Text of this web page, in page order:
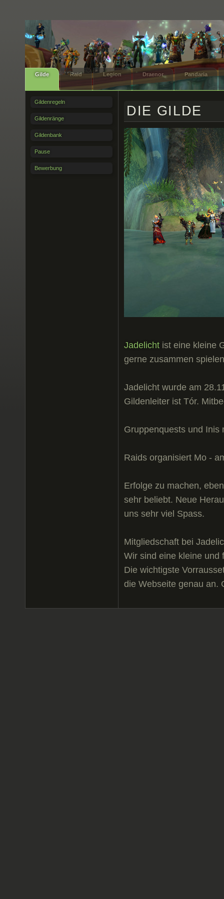
Gilde Raid Legion Draenor Pandaria
Gildenregeln
Gildenränge
Gildenbank
Pause
Bewerbung
DIE GILDE
Jadelicht ist eine kleine
gerne zusammen
Jadelicht wurde am
Gildenleiter ist Tór.
Gruppenquests und Inis
Raids organisiert Mo -
Erfolge zu machen,
sehr beliebt. Neue
uns sehr viel Spass.
Mitgliedschaft bei
Wir sind eine kleine und
Die wichtigste
die Webseite genau an.